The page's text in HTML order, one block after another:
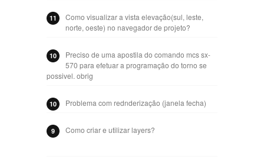
11
Como visualizar a vista elevação(sul, leste,
norte, oeste) no navegador de projeto?
10
Preciso de uma apostila do comando mcs sx-
570 para efetuar a programação do torno se
possivel. obrig
10 Problema com rednderização (janela fecha)
9 Como criar e utilizar layers?